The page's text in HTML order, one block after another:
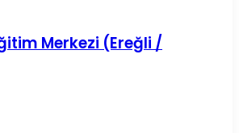
Merkezi (Ereğli /